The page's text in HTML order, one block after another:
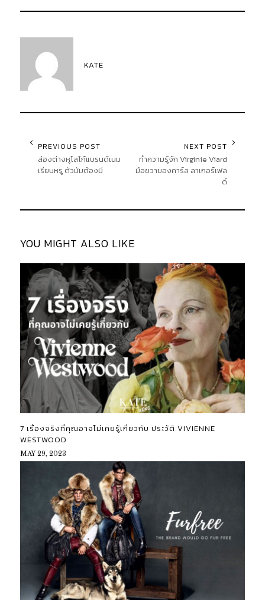
KATE
PREVIOUS POST
ส่องต่างหูโลโก้แบรนด์เนม
เรียบหรู ตัวมัมต้องมี
NEXT POST
ทำความรู้จัก Virginie Viard
มือขวาของคาร์ล ลาเกอร์เฟล
ด์
YOU MIGHT ALSO LIKE
7 เรื่องจริงที่คุณอาจไม่เคยรู้เกี่ยวกับ ประวัติ VIVIENNE
WESTWOOD
MAY 29, 2023